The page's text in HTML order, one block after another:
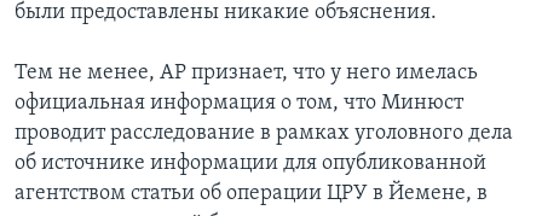
были предоставлены никакие объяснения.
Тем не менее, АР признает, что у него имелась
официальная информация о том, что Минюст
проводит расследование в рамках уголовного дела
об источнике информации для опубликованной
агентством статьи об операции ЦРУ в Йемене, в